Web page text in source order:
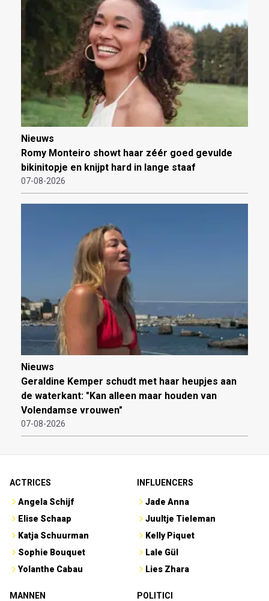
Nieuws
Romy Monteiro showt haar zéér goed gevulde
bikinitopje en knijpt hard in lange staaf
07-08-2026
Nieuws
Geraldine Kemper schudt met haar heupjes aan
de waterkant: "Kan alleen maar houden van
Volendamse vrouwen"
07-08-2026
ACTRICES
Angela Schijf
Elise Schaap
Katja Schuurman
Sophie Bouquet
Yolanthe Cabau
INFLUENCERS
Jade Anna
Juultje Tieleman
Kelly Piquet
Lale Gül
Lies Zhara
MANNEN
POLITICI